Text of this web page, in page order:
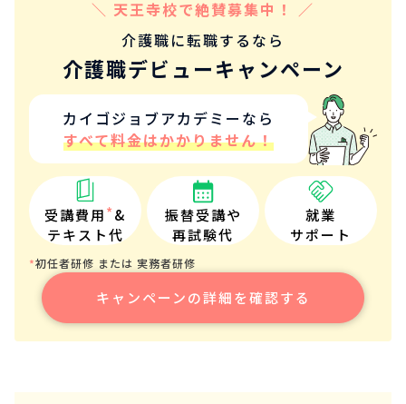
＼ 天王寺校で絶賛募集中！ ／
介護職に転職するなら
介護職デビューキャンペーン
カイゴジョブアカデミーなら
すべて料金はかかりません！
受講費用*&
テキスト代
振替受講や
再試験代
就業
サポート
*初任者研修 または 実務者研修
キャンペーンの詳細を確認する